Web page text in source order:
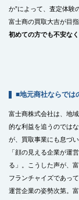
か”によって、査定体験
富士商の買取大吉が目
初めての方でも不安な
■地元商社ならでは
富士商株式会社は、地
的な利益を追うのでは
が、買取事業にも息づい
「顔の見える企業が運
る」。こうした声が、
フランチャイズであって
運営企業の姿勢次第。